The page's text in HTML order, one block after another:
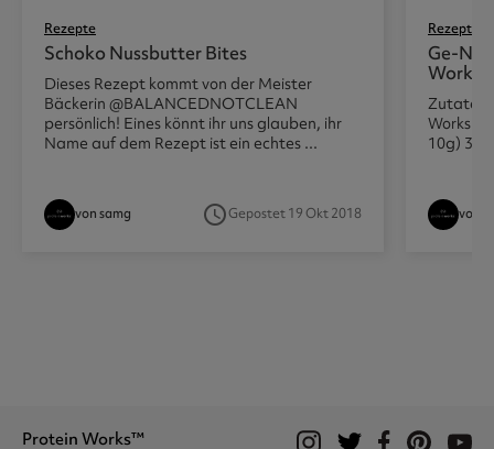
Rezepte
Schoko Nussbutter Bites
Dieses Rezept kommt von der Meister
Bäckerin @BALANCEDNOTCLEAN
persönlich! Eines könnt ihr uns glauben, ihr
Name auf dem Rezept ist ein echtes ...
von samg access_timeGepostet 19 Okt 2018
Rezepte
Ge-
Works™
Zutaten
Works
10g) 3
von
Protein Works™